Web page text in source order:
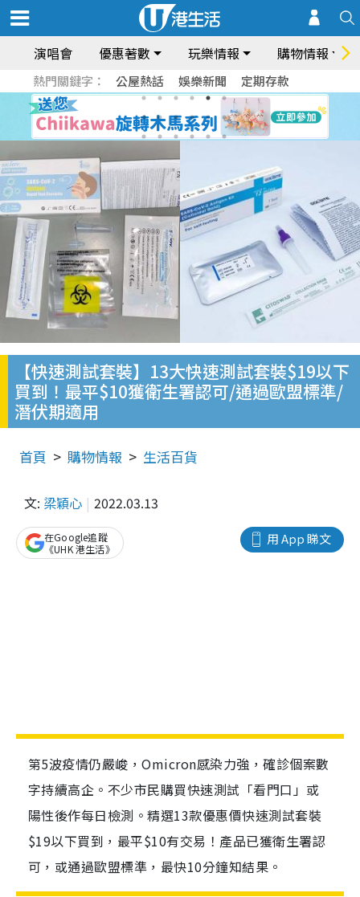
演唱會 優惠著數 玩樂情報 購物情報
熱門關鍵字： 公屋熱話 娛樂新聞 定期存款
【快速測試套裝】13大快速測試套裝$19以下
買到！最平$10獲衛生署認可/通過歐盟標準/
潛伏期適用
首頁 購物情報 生活百貨
文: 梁穎心 2022.03.13
用 App 睇文
在Google追蹤
《UHK 港生活》
第5波疫情仍嚴峻，Omicron感染力強，確診個案數
字持續高企。不少市民購買快速測試「看門口」或
陽性後作每日檢測。精選13款優惠價快速測試套裝
$19以下買到，最平$10有交易！產品已獲衛生署認
可，或通過歐盟標準，最快10分鐘知結果。